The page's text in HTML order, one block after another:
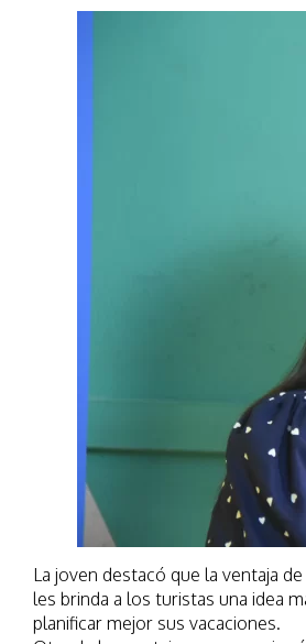
La joven destacó que la ventaja de
les brinda a los turistas una idea
planificar mejor sus vacaciones.